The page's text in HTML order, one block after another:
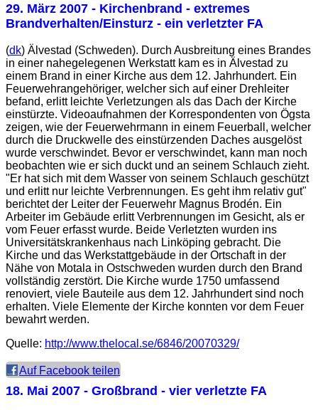
29. März 2007 - Kirchenbrand - extremes
Brandverhalten/Einsturz - ein verletzter FA
(dk) Älvestad (Schweden). Durch Ausbreitung eines Brandes
in einer nahegelegenen Werkstatt kam es in Älvestad zu
einem Brand in einer Kirche aus dem 12. Jahrhundert. Ein
Feuerwehrangehöriger, welcher sich auf einer Drehleiter
befand, erlitt leichte Verletzungen als das Dach der Kirche
einstürzte. Videoaufnahmen der Korrespondenten von Ögsta
zeigen, wie der Feuerwehrmann in einem Feuerball, welcher
durch die Druckwelle des einstürzenden Daches ausgelöst
wurde verschwindet. Bevor er verschwindet, kann man noch
beobachten wie er sich duckt und an seinem Schlauch zieht.
"Er hat sich mit dem Wasser von seinem Schlauch geschützt
und erlitt nur leichte Verbrennungen. Es geht ihm relativ gut"
berichtet der Leiter der Feuerwehr Magnus Brodén. Ein
Arbeiter im Gebäude erlitt Verbrennungen im Gesicht, als er
vom Feuer erfasst wurde. Beide Verletzten wurden ins
Universitätskrankenhaus nach Linköping gebracht. Die
Kirche und das Werkstattgebäude in der Ortschaft in der
Nähe von Motala in Ostschweden wurden durch den Brand
vollständig zerstört. Die Kirche wurde 1750 umfassend
renoviert, viele Bauteile aus dem 12. Jahrhundert sind noch
erhalten. Viele Elemente der Kirche konnten vor dem Feuer
bewahrt werden.
Quelle: http://www.thelocal.se/6846/20070329/
Auf Facebook teilen
18. Mai 2007 - Großbrand - vier verletzte FA